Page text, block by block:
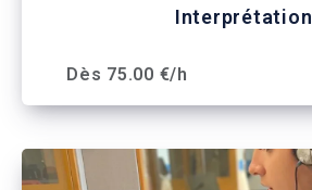
Interprétation
Dès 75.00 €/h